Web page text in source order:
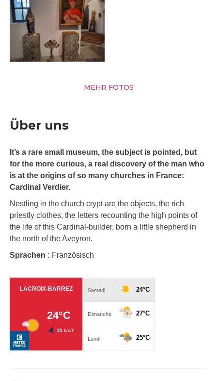
MEHR FOTOS
Über uns
It’s a rare small museum, the subject is pointed, but
for the more curious, a real discovery of the man who
is at the origins of so many churches in France:
Cardinal Verdier.
Nestling in the church crypt are the objects, the rich
priestly clothes, the letters recounting the high points of
the life of this Cardinal-builder, born a little shepherd in
the north of the Aveyron.
Sprachen : Französisch